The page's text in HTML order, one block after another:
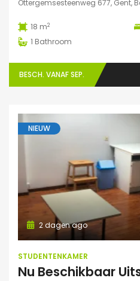
Ottergemsesteenweg 677, Gent,
18 m2
1 Bathroom
BESCH. VANAF SEP.
NIEUW
2 dagen ago
STUDENTENKAMER